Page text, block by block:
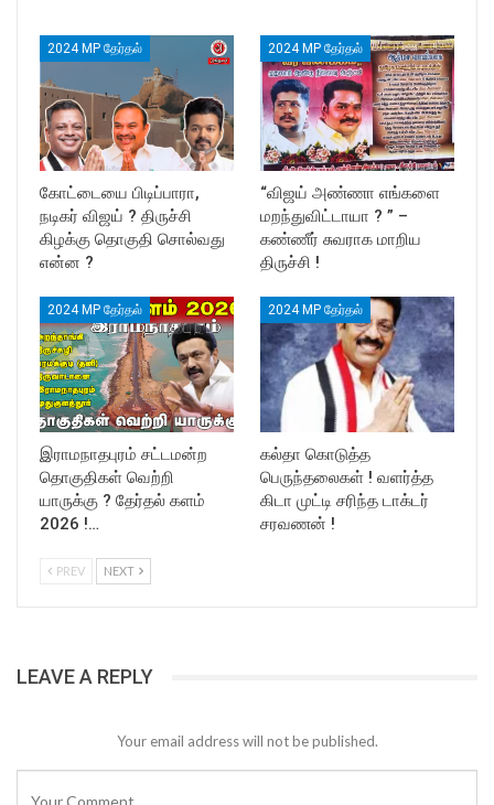
2024 MP தேர்தல்
கோட்டையை பிடிப்பாரா,
நடிகர் விஜய் ? திருச்சி
கிழக்கு தொகுதி சொல்வது
என்ன ?
2024 MP தேர்தல்
“விஜய் அண்ணா எங்களை
மறந்துவிட்டாயா ? ” –
கண்ணீர் சுவராக மாறிய
திருச்சி !
2024 MP தேர்தல்
இராமநாதபுரம் சட்டமன்ற
தொகுதிகள் வெற்றி
யாருக்கு ? தேர்தல் களம்
2026 !…
2024 MP தேர்தல்
கல்தா கொடுத்த
பெருந்தலைகள் ! வளர்த்த
கிடா முட்டி சரிந்த டாக்டர்
சரவணன் !
PREV NEXT
LEAVE A REPLY
Your email address will not be published.